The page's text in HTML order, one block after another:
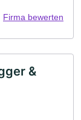
Firma bewerten
&